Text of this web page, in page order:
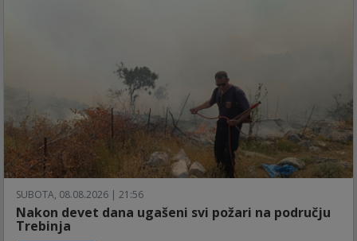
SUBOTA, 08.08.2026 | 21:56
Nakon devet dana ugašeni svi požari na području
Trebinja